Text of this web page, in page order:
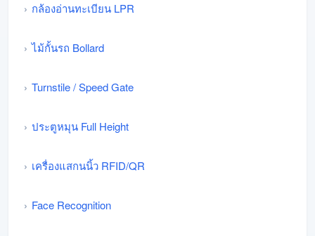
กล้องอ่านทะเบียน LPR
ไม้กั้นรถ Bollard
Turnstile / Speed Gate
ประตูหมุน Full Height
เครื่องแสกนนิ้ว RFID/QR
Face Recognition